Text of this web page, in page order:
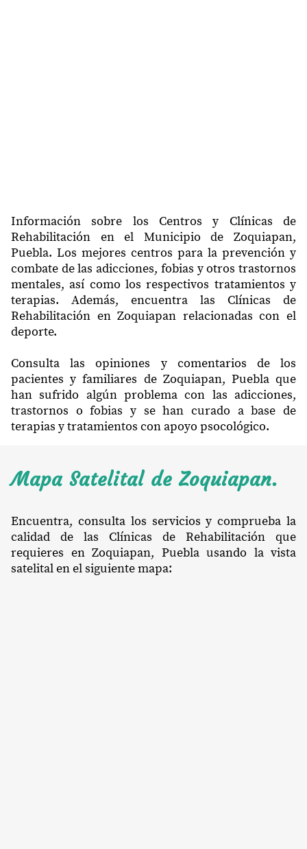
Información sobre los Centros y Clínicas de
Rehabilitación en el Municipio de Zoquiapan,
Puebla. Los mejores centros para la prevención y
combate de las adicciones, fobias y otros trastornos
mentales, así como los respectivos tratamientos y
terapias. Además, encuentra las Clínicas de
Rehabilitación en Zoquiapan relacionadas con el
deporte.
Consulta las opiniones y comentarios de los
pacientes y familiares de Zoquiapan, Puebla que
han sufrido algún problema con las adicciones,
trastornos o fobias y se han curado a base de
terapias y tratamientos con apoyo psocológico.
Mapa Satelital de Zoquiapan.
Encuentra, consulta los servicios y comprueba la
calidad de las Clínicas de Rehabilitación que
requieres en Zoquiapan, Puebla usando la vista
satelital en el siguiente mapa: